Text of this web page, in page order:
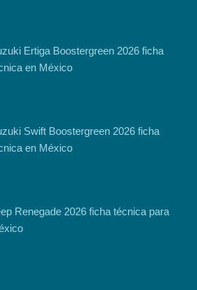
Ertiga Boostergreen 2026 ficha
en México
Swift Boostergreen 2026 ficha
en México
Renegade 2026 ficha técnica para